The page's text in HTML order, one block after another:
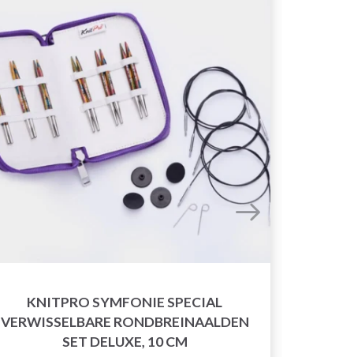
KNITPRO SYMFONIE SPECIAL
VERWISSELBARE RONDBREINAALDEN
SET DELUXE, 10 CM